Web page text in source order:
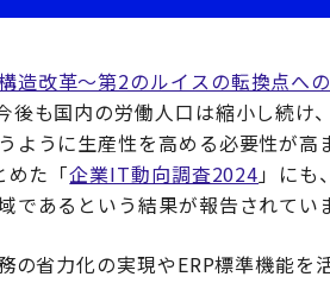
造改革～第2のルイスの転換点へ
後も国内の労働人口は縮小し続け
ように生産性を高める必要性が
めた「企業IT動向調査2024」にも
であるという結果が報告されてい
の省力化の実現やERP標準機能